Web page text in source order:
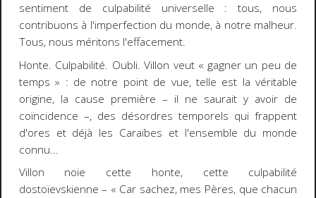
sentiment de culpabilité universelle : tous, nous
contribuons à l'imperfection du monde, à notre malheur.
Tous, nous méritons l'effacement.
Honte. Culpabilité. Oubli. Villon veut « gagner un peu de
temps » : de notre point de vue, telle est la véritable
origine, la cause première – il ne saurait y avoir de
coïncidence –,des désordres temporels qui frappent
d'ores et déjà les Caraïbes et l'ensemble du monde
connu...
Villon noie cette honte, cette culpabilité
dostoïevskienne– « Car sachez, mes Pères, que chacun